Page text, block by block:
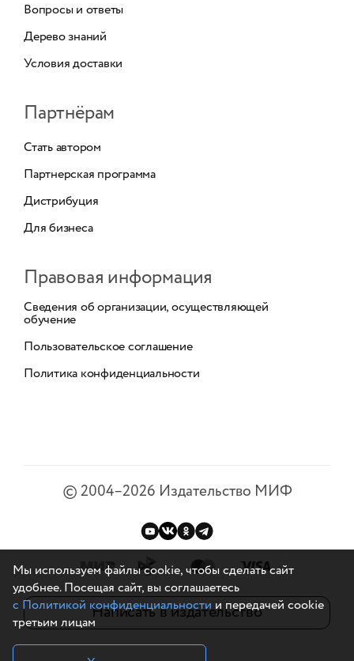
Вопросы и ответы
Дерево знаний
Условия доставки
Партнёрам
Стать автором
Партнерская программа
Дистрибуция
Для бизнеса
Правовая информация
Сведения об организации, осуществляющей
обучение
Пользовательское соглашение
Политика конфиденциальности
©2004–2026 Издательство МИФ
Написать в издательство
Мы используем файлы cookie, чтобы сделать сайт
удобнее. Посещая сайт, вы соглашаетесь
с Политикой конфиденциальностии передачей cookie
третьим лицам